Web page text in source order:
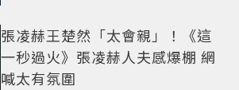
張凌赫王楚然「太會親」！《這
一秒過火》張凌赫人夫感爆棚 網
喊太有氛圍